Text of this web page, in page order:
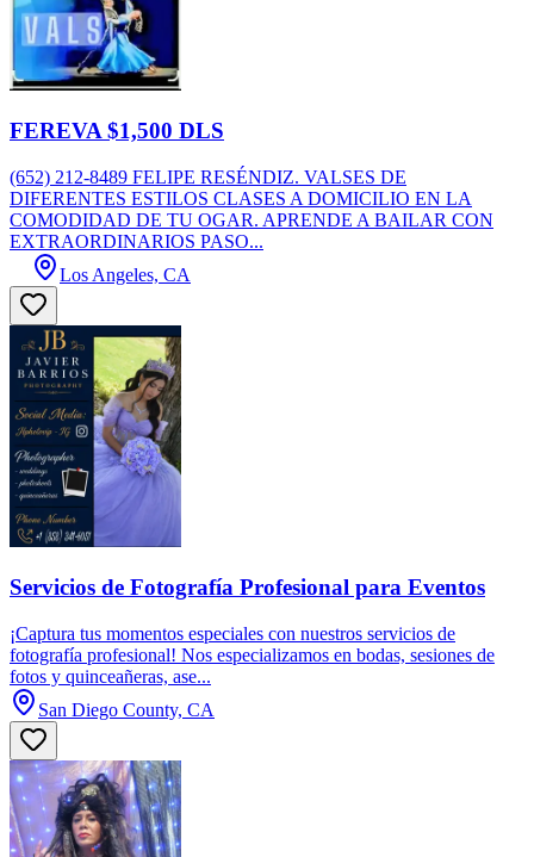
FEREVA $1,500 DLS
(652) 212-8489 FELIPE RESÉNDIZ. VALSES DE
DIFERENTES ESTILOS CLASES A DOMICILIO EN LA
COMODIDAD DE TU OGAR. APRENDE A BAILAR CON
EXTRAORDINARIOS PASO...
Los Angeles, CA
Servicios de Fotografía Profesional para Eventos
¡Captura tus momentos especiales con nuestros servicios de
fotografía profesional! Nos especializamos en bodas, sesiones de
fotos y quinceañeras, ase...
San Diego County, CA